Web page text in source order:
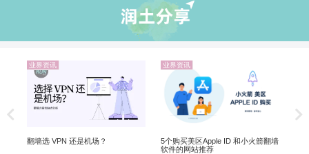
业界资讯
翻墙选 VPN 还是机场？
业界资讯
5个购买美区Apple ID 和小火箭翻墙
软件的网站推荐